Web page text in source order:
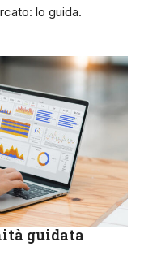
lo guida.
guidata